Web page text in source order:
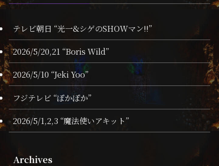
テレビ朝日 “光一&シゲのSHOWマン!!”
2026/5/20,21 “Boris Wild”
2026/5/10 “Jeki Yoo”
フジテレビ “ぽかぽか”
2026/5/1,2,3 “魔法使いアキット”
Archives